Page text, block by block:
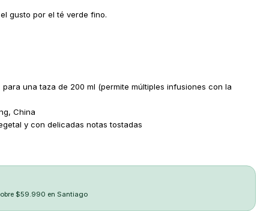
gusto por el té verde fino.
para una taza de 200 ml (permite múltiples infusiones con la
China
y con delicadas notas tostadas
$59.990 en Santiago